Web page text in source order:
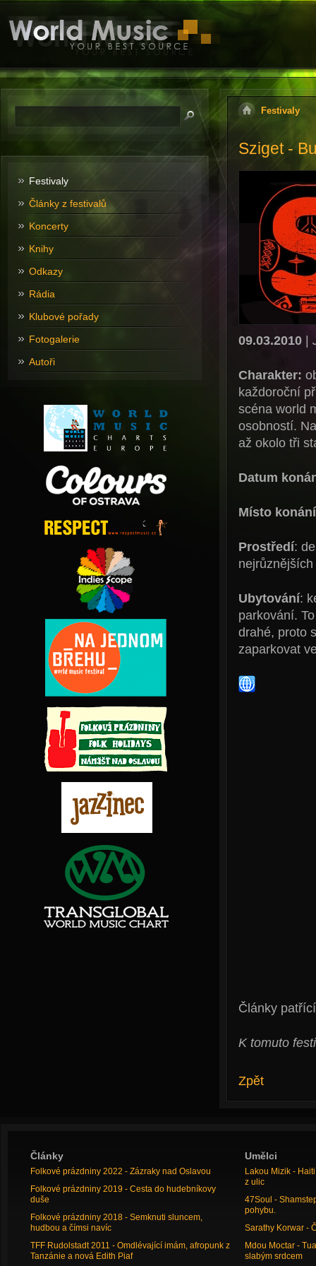
Festivaly
Sziget -
09.03.2010|
Charakter:
každoroční
scéna world
osobností.
až okolo tři
Datum
Místo konání
Prostředí:
Ubytování:
parkování.
drahé, proto
zaparkovat
Články
K tomuto
Zpět
Festivaly
Články z festivalů
Koncerty
Knihy
Odkazy
Rádia
Klubové pořady
Fotogalerie
Autoři
Články
Folkové prázdniny 2022 - Zázraky nad Oslavou
Folkové prázdniny 2019 - Cesta do hudebníkovy
duše
Folkové prázdniny 2018 - Semknuti sluncem,
hudbou a čímsi navíc
TFF Rudolstadt 2011 - Omdlévající imám, afropunk z
Tanzánie a nová Edith Piaf
Umělci
Lakou Mizik -
z ulic
47Soul -
pohybu.
Sarathy Korwar -
Mdou Moctar -
slabým srdcem